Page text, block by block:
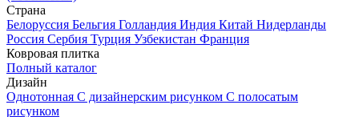
Страна
Белоруссия Бельгия Голландия Индия Китай Нидерланды
Россия Сербия Турция Узбекистан Франция
Ковровая плитка
Полный каталог
Дизайн
Однотонная С дизайнерским рисунком С полосатым
рисунком